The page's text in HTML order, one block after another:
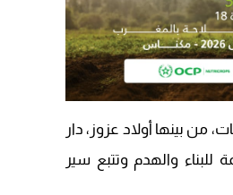
بينها أولاد عزوز، دار
للبناء والهدم وتتبع سير